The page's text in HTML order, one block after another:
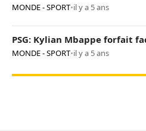
MONDE - SPORT•il y a 5 ans
PSG: Kylian Mbappe forfait
MONDE - SPORT•il y a 5 ans